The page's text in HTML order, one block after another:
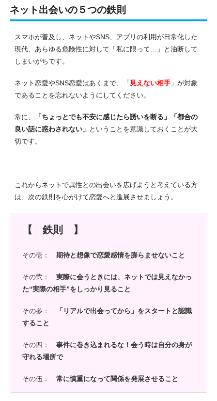
ネット出会いの５つの鉄則
スマホが普及し、ネットやSNS、アプリの利用が日常化した
現代、あらゆる危険性に対して「私に限って…」と油断して
しまいがちです。
ネット恋愛やSNS恋愛はあくまで、「 見えない相手 」が対象
であることを忘れないようにしてください。
常に、 「ちょっとでも不安に感じたら誘いを断る」
「都合の
良い話に惑わされない」 ということを意識しておくことが大
切です。
これからネットで異性との出会いを広げようと考えている方
は、次の鉄則を心がけて恋愛へと進展させましょう。
【 鉄則 】
その壱： 期待と想像で恋愛感情を膨らませないこと
その弐：
実際に会うときには、ネットでは見えなかっ
た“実際の相手”をしっかり見ること
その参：
「リアルで出会ってから」をスタートと認識
すること
その四：
事件に巻き込まれるな！会う時は自分の身が
守れる場所で
その伍： 常に慎重になって関係を発展させること